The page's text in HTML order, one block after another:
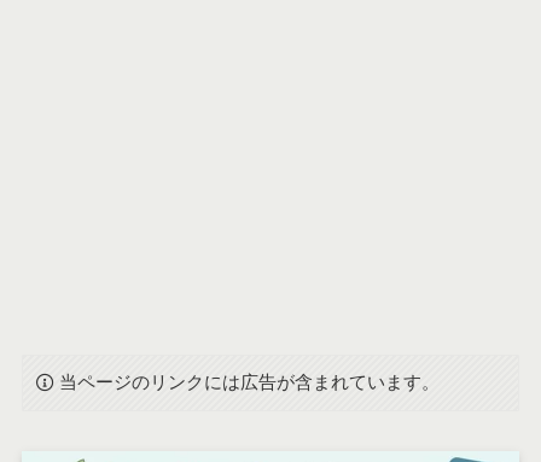
当ページのリンクには広告が含まれています。